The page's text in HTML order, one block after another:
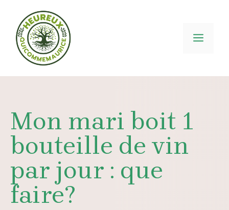
contenu
Mon mari boit 1
bouteille de vin
par jour : que
faire?